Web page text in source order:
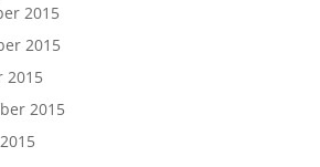
2015
2015
2015
2015